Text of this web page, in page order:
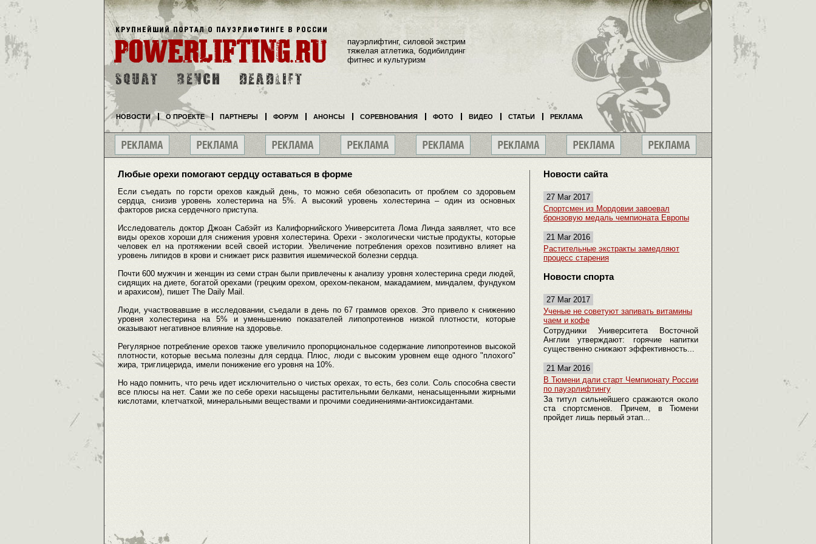
Любые орехи помогают сердцу оставаться в форме
Если съедать по горсти орехов каждый день, то можно себя обезопасить от проблем со здоровьем
сердца, снизив уровень холестерина на 5%. А высокий уровень холестерина – один из основных
факторов риска сердечного приступа.
Исследователь доктор Джоан Сабэйт из Калифорнийского Университета Лома Линда заявляет, что все
виды орехов хороши для снижения уровня холестерина. Орехи - экологически чистые продукты, которые
человек ел на протяжении всей своей истории. Увеличение потребления орехов позитивно влияет на
уровень липидов в крови и снижает риск развития ишемической болезни сердца.
Почти 600 мужчин и женщин из семи стран были привлечены к анализу уровня холестерина среди людей,
сидящих на диете, богатой орехами (грецким орехом, орехом-пеканом, макадамием, миндалем, фундуком
и арахисом), пишет The Daily Mail.
Люди, участвовавшие в исследовании, съедали в день по 67 граммов орехов. Это привело к снижению
уровня холестерина на 5% и уменьшению показателей липопротеинов низкой плотности, которые
оказывают негативное влияние на здоровье.
Регулярное потребление орехов также увеличило пропорциональное содержание липопротеинов высокой
плотности, которые весьма полезны для сердца. Плюс, люди с высоким уровнем еще одного "плохого"
жира, триглицерида, имели понижение его уровня на 10%.
Но надо помнить, что речь идет исключительно о чистых орехах, то есть, без соли. Соль способна свести
все плюсы на нет. Сами же по себе орехи насыщены растительными белками, ненасыщенными жирными
кислотами, клетчаткой, минеральными веществами и прочими соединениями-антиоксидантами.
Новости сайта
27 Mar 2017
Спортсмен из Мордовии завоевал
бронзовую медаль чемпионата Европы
21 Mar 2016
Растительные экстракты замедляют
процесс старения
Новости спорта
27 Mar 2017
Ученые не советуют запивать витамины
чаем и кофе
Сотрудники Университета Восточной
Англии утверждают: горячие напитки
существенно снижают эффективность...
21 Mar 2016
В Тюмени дали старт Чемпионату России
по пауэрлифтингу
За титул сильнейшего сражаются около
ста спортсменов. Причем, в Тюмени
пройдет лишь первый этап...
пауэрлифтинг, силовой экстрим
тяжелая атлетика, бодибилдинг
фитнес и культуризм
НОВОСТИ О ПРОЕКТЕ ПАРТНЕРЫ ФОРУМ АНОНСЫ СОРЕВНОВАНИЯ ФОТО ВИДЕО СТАТЬИ РЕКЛАМА